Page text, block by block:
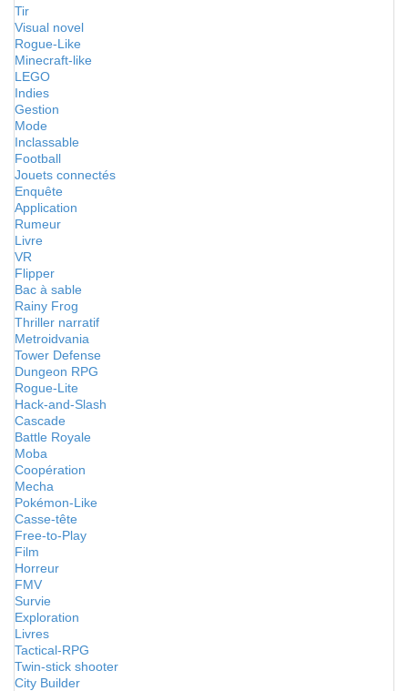
Tir
Visual novel
Rogue-Like
Minecraft-like
LEGO
Indies
Gestion
Mode
Inclassable
Football
Jouets connectés
Enquête
Application
Rumeur
Livre
VR
Flipper
Bac à sable
Rainy Frog
Thriller narratif
Metroidvania
Tower Defense
Dungeon RPG
Rogue-Lite
Hack-and-Slash
Cascade
Battle Royale
Moba
Coopération
Mecha
Pokémon-Like
Casse-tête
Free-to-Play
Film
Horreur
FMV
Survie
Exploration
Livres
Tactical-RPG
Twin-stick shooter
City Builder